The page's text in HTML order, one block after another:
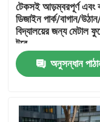
আমাদের সম্পর্কে
কারখানা ভ্রমণ
টেকসই আড়ম্বরপূর্ণ এবং
ডিজাইন পার্ক/বাগান/
বিদ্যালয়ের জন্য মেটাল
টবে
অনুসন্ধান